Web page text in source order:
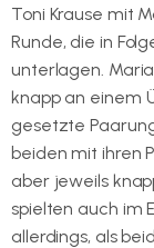
Toni Krause mit
Runde, die in
unterlagen.
knapp an einem
gesetzte
beiden mit ihren
aber jeweils
spielten auch im
allerdings, als